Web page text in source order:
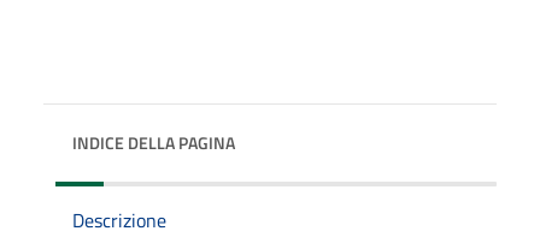
INDICE DELLA PAGINA
Descrizione